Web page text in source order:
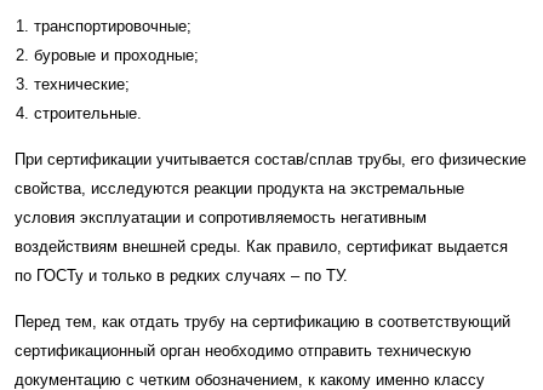
транспортировочные;
буровые и проходные;
технические;
строительные.
При сертификации учитывается состав/сплав трубы, его физические
свойства, исследуются реакции продукта на экстремальные
условия эксплуатации и сопротивляемость негативным
воздействиям внешней среды. Как правило, сертификат выдается
по ГОСТу и только в редких случаях – по ТУ.
Перед тем, как отдать трубу на сертификацию в соответствующий
сертификационный орган необходимо отправить техническую
документацию с четким обозначением, к какому именно классу